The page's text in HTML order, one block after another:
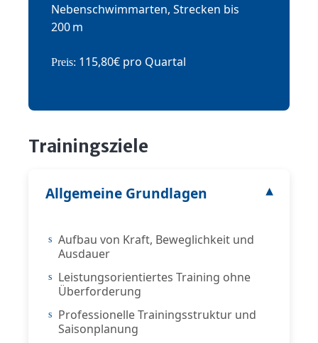
Nebenschwimmarten, Strecken bis
200 m
Preis: 115,80€ pro Quartal
Trainingsziele
Allgemeine Grundlagen
Aufbau von Kraft, Beweglichkeit und
Ausdauer
Leistungsorientiertes Training ohne
Überforderung
Professionelle Trainingsstruktur und
Saisonplanung